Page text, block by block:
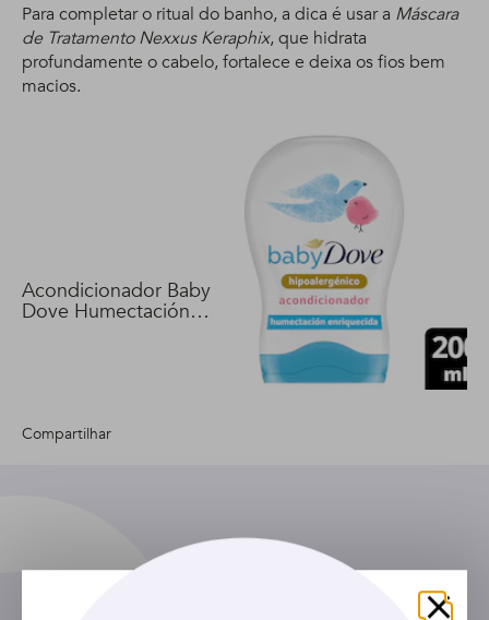
Para completar o ritual do banho, a dica é usar a Máscara
de Tratamento Nexxus Keraphix, que hidrata
profundamente o cabelo, fortalece e deixa os fios bem
macios.
Acondicionador Baby
Dove Humectación
Compartilhar